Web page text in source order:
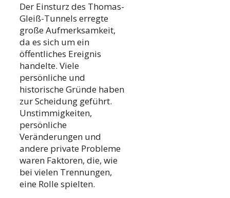
Der Einsturz des Thomas-
Gleiß-Tunnels erregte
große Aufmerksamkeit,
da es sich um ein
öffentliches Ereignis
handelte. Viele
persönliche und
historische Gründe haben
zur Scheidung geführt.
Unstimmigkeiten,
persönliche
Veränderungen und
andere private Probleme
waren Faktoren, die, wie
bei vielen Trennungen,
eine Rolle spielten.